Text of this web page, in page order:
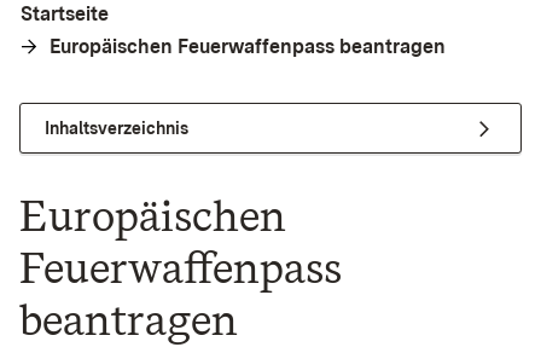
Startseite
Europäischen Feuerwaffenpass beantragen
Inhaltsverzeichnis
Europäischen
Feuerwaffenpass
beantragen